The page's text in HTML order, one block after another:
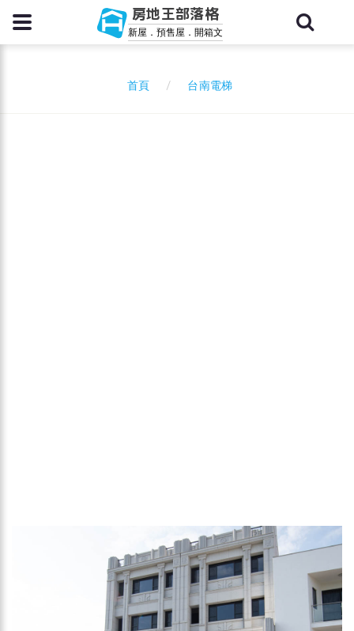
房地王部落格
新屋．預售屋．開箱文
首頁 台南電梯